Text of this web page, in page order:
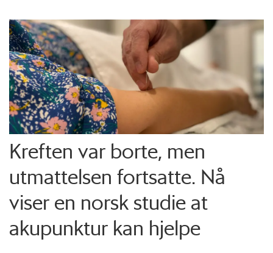
Kreften var borte, men
utmattelsen fortsatte. Nå
viser en norsk studie at
akupunktur kan hjelpe